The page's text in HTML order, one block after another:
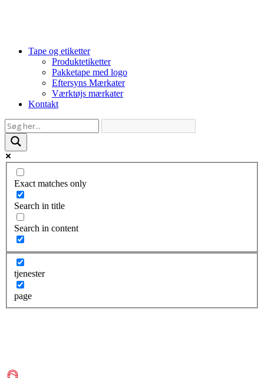
Tape og etiketter
Produktetiketter
Pakketape med logo
Eftersyns Mærkater
Værktøjs mærkater
Kontakt
Exact matches only
Search in title
Search in content
tjenester
page